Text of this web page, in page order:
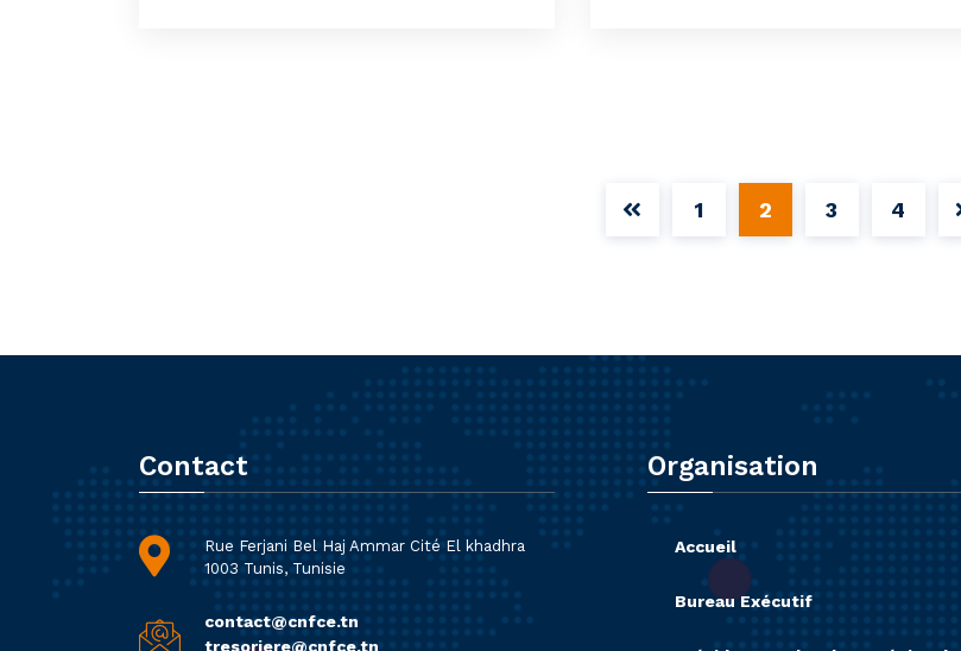
1 2 3 4
Contact
Rue Ferjani Bel Haj Ammar Cité El khadhra
1003 Tunis, Tunisie
contact@cnfce.tn
tresoriere@cnfce.tn
Organisation
Accueil
Bureau Exécutif